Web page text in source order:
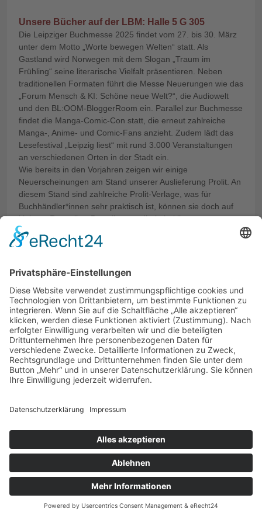
Unsere Bücher auf der LBM: Halle 5 G 305
Die Leipziger Buchmesse 2025 findet vom 27. bis 30. März
unter dem Motto „Worte bewegen Welten“ statt. Als
Gastland wird Norwegen mit dem Slogan „Traum im
Frühling“ seine literarische Vielfalt präsentieren. Neben
traditionellen Formaten führt die Messe Neuerungen wie das
„Forum Mensch & KI: Schöne neue Welt?“, die Audiowelt
und den BL:OOM-BloggerRoom ein. Parallel zur Buchmesse
findet die Manga-Comic-Con statt, die erneut zahlreiche
Manga-, Anime- und Comic-Fans anzieht. Zudem lädt das
Lesefestival „Leipzig liest“ mit rund 3.000 Veranstaltungen
an verschiedenen Orten in der Stadt ein.
Wie bereits in den Vorjahren zeigen wir einige
Neuerscheinungen am Stand unserer Auslieferung Prolit. An
diesem Stand sind zahlreiche Prolit-Verlage, was für
Buchhändler*innen sehr praktisch ist, können sie doch auf
kleinem Raum ihre Bestellungen direkt bei ihren
Buchhandelsbetreuer*innen erledigen. - Halle 5 G305.
Unser Schwerpunkt dort liegt auf folgenden Büchern. Gerne
-30 90 10 oder 30 06 98.
Epische Familienchronik: Vom
preußischen Landadel bis zum
texanischen Ölbaron – 2 Kontinente, 2
Jahrhunderte voller Liebe, Macht. –
#Zeitgeschichte #HistorischeSaga #Roman #authentisch